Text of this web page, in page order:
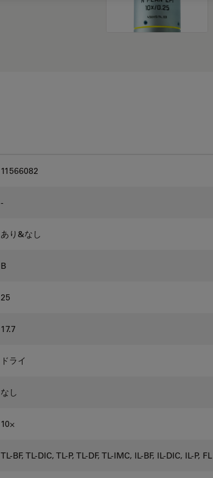
11566082
-
あり&なし
B
25
17.7
ドライ
なし
10⨉
TL-BF, TL-DIC, TL-P, TL-DF, TL-IMC, IL-BF, IL-DIC, IL-P,